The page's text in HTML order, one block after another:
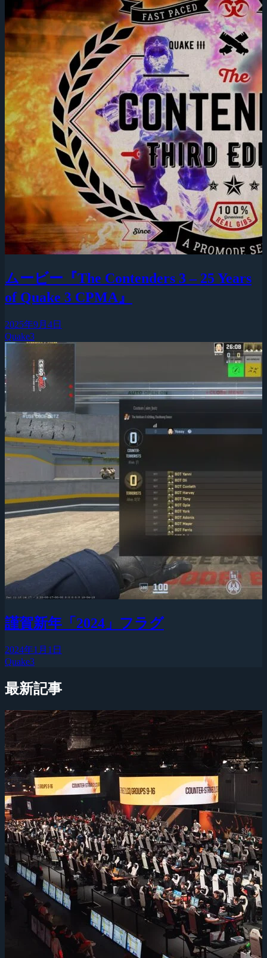
ムービー『The Contenders 3 – 25 Years
of Quake 3 CPMA』
2025年9月4日
Quake3
謹賀新年「2024」フラグ
2024年1月1日
Quake3
最新記事